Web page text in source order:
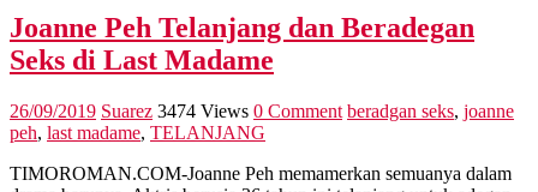
Joanne Peh Telanjang dan Beradegan
Seks di Last Madame
26/09/2019 Suarez 3474 Views 0 Comment beradgan seks, joanne
peh, last madame, TELANJANG
TIMOROMAN.COM-Joanne Peh memamerkan semuanya dalam